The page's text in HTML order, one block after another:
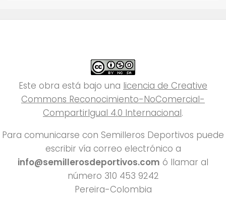
Este obra está bajo una licencia de Creative
Commons Reconocimiento-NoComercial-
CompartirIgual 4.0 Internacional.
Para comunicarse con Semilleros Deportivos puede
escribir vía correo electrónico a
info@semillerosdeportivos.com ó llamar al
número 310 453 9242
Pereira-Colombia